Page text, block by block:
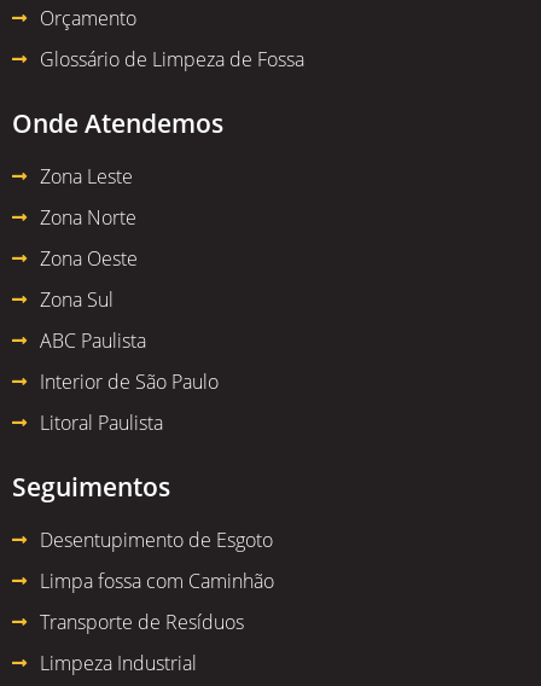
Orçamento
Glossário de Limpeza de Fossa
Onde Atendemos
Zona Leste
Zona Norte
Zona Oeste
Zona Sul
ABC Paulista
Interior de São Paulo
Litoral Paulista
Seguimentos
Desentupimento de Esgoto
Limpa fossa com Caminhão
Transporte de Resíduos
Limpeza Industrial